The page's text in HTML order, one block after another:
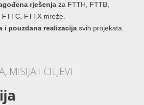
rješenja za FTTH, FTTB,
FTTX mreže.
i pouzdana realizacija svih projekata.
MISIJA I CILJEVI